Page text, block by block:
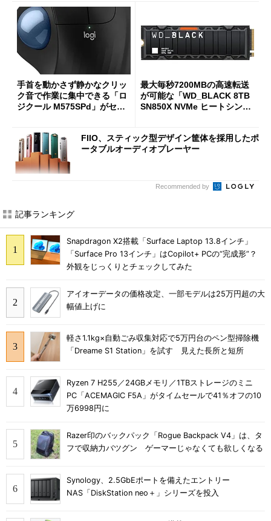
手首を動かさず静かなクリッ
ク音で作業に集中できる「ロ
ジクール M575SPd」がセー
最大毎秒7200MBの高速転送
が可能な「WD_BLACK 8TB
SN850X NVMe ヒートシンク
FIIO、スティック型デザイン筐体を採用したポ
ータブルオーディオプレーヤー
Recommended by
記事ランキング
Snapdragon X2搭載「Surface Laptop 13.8インチ」
「Surface Pro 13インチ」はCopilot+ PCの“完成形”？
外観をじっくりとチェックしてみた
アイオーデータの価格改定、一部モデルは25万円超の大
幅値上げに
軽さ1.1kg×自動ごみ収集対応で5万円台のペン型掃除機
「Dreame S1 Station」を試す 見えた長所と短所
Ryzen 7 H255／24GBメモリ／1TBストレージのミニ
PC「ACEMAGIC F5A」がタイムセールで41％オフの10
万6998円に
Razer印のバックパック「Rogue Backpack V4」は、タ
フで収納力バツグン ゲーマーじゃなくても欲しくなる
Synology、2.5GbEポートを備えたエントリー
NAS「DiskStation neo＋」シリーズを投入